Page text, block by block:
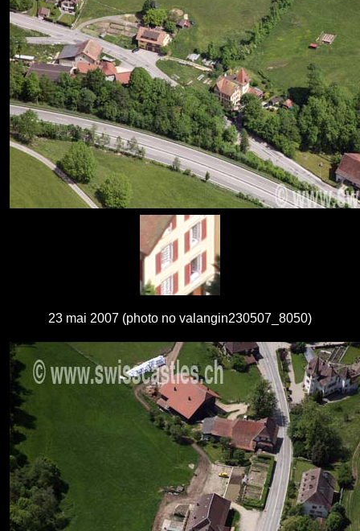
23 mai 2007 (photo no valangin230507_8050)